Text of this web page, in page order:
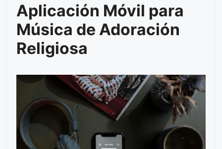
Aplicación Móvil para
Música de Adoración
Religiosa